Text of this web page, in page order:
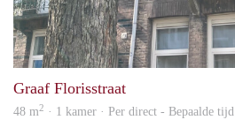
Graaf Florisstraat
48 m2 · 1 kamer · Per direct - Bepaalde tijd